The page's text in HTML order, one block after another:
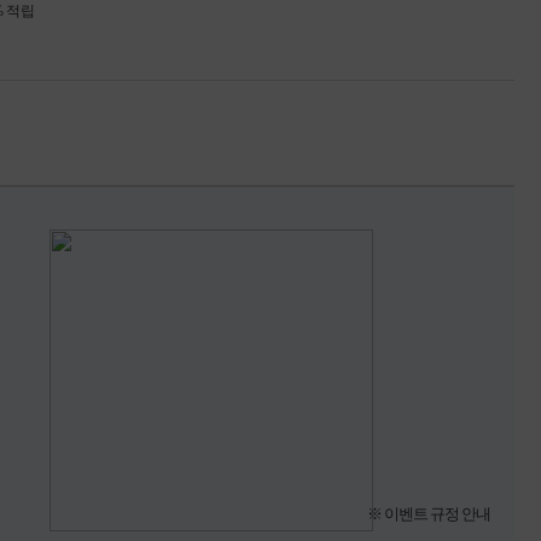
적립
※ 이벤트 규정 안내